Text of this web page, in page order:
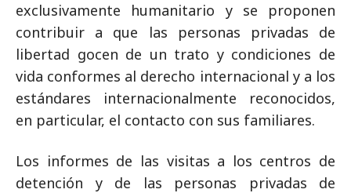
exclusivamente humanitario y se proponen
contribuir a que las personas privadas de
libertad gocen de un trato y condiciones de
vida conformes al derecho internacional y a los
estándares internacionalmente reconocidos,
en particular, el contacto con sus familiares.
Los informes de las visitas a los centros de
detención y de las personas privadas de